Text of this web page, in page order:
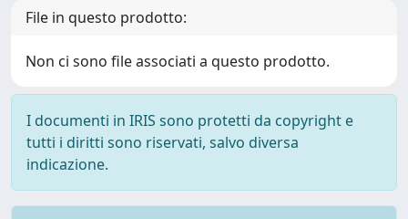
File in questo prodotto:
Non ci sono file associati a questo prodotto.
I documenti in IRIS sono protetti da copyright e
tutti i diritti sono riservati, salvo diversa
indicazione.